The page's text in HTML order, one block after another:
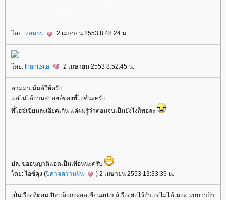
ดย: หอมกร 2 เมษายน 2553 8:48:24 น.
ดย: thanitsita 2 เมษายน 2553 8:52:45 น.
ตามมาเม้นต์ให้ครับ
ต่ไม่ได้อ่านสปอยล์ของพี่ไอซ์นะครับ
พี่ไอซ์เขียนละเอียดเกิน แค่ผมรู้ว่าตอนจบเป็นยังไงก็พอละ
ปล. ขออนุญาติแอดเป็นเพื่อนนะครับ
ดย: ไอซ์คุง (ปีศาจความฝัน ) 2 เมษายน 2553 13:33:39 น.
เป็นเรื่องที่ตอนเปิดบล็อกจะอดเขียนสปอยล์เรื่องย่อไว้จำเองไม่ได้เนอะ แบบว่าถ้า